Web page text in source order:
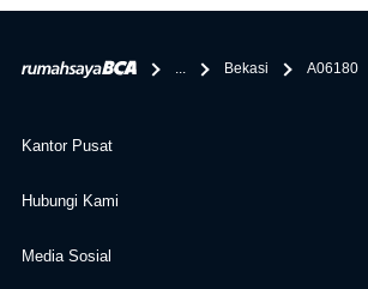
bertanggung jawab terhadap
... Bekasi A06180
Kantor Pusat
Hubungi Kami
Media Sosial